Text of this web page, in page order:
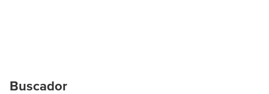
Buscador